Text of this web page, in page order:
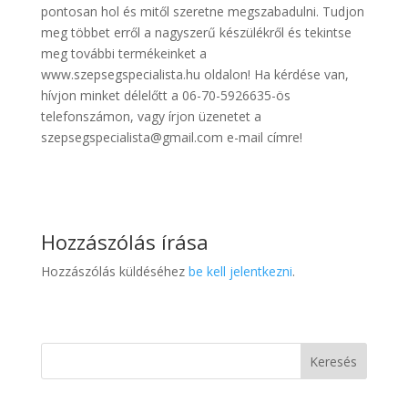
pontosan hol és mitől szeretne megszabadulni. Tudjon
meg többet erről a nagyszerű készülékről és tekintse
meg további termékeinket a
www.szepsegspecialista.hu oldalon! Ha kérdése van,
hívjon minket délelőtt a 06-70-5926635-ös
telefonszámon, vagy írjon üzenetet a
szepsegspecialista@gmail.com e-mail címre!
Hozzászólás írása
Hozzászólás küldéséhez be kell jelentkezni.
Keresés